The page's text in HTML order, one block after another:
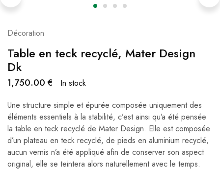
Décoration
Table en teck recyclé, Mater Design
Dk
1,750.00 €
In stock
Une structure simple et épurée composée uniquement des
éléments essentiels à la stabilité, c’est ainsi qu’a été pensée
la table en teck recyclé de Mater Design. Elle est composée
d’un plateau en teck recyclé, de pieds en aluminium recyclé,
aucun vernis n’a été appliqué afin de conserver son aspect
original, elle se teintera alors naturellement avec le temps.